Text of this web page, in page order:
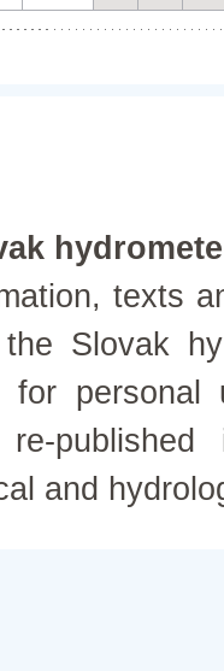
texts
Slovak
for personal
and